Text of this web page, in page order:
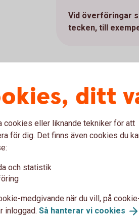
Vid överföringar
tecken, till
vid
anges,utan
Så skriver
överföring
ditt
cookies eller liknande tekniker för att
för dig. Det finns även cookies du
och statistik
medgivande när du vill, på
inloggad. Så hanterar vi cookies